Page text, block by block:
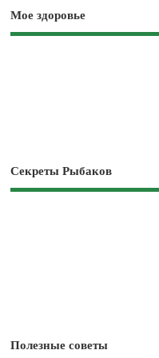
Мое здоровье
Секреты Рыбаков
Полезные советы